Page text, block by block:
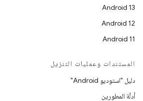
Android 13
Android 12
Android 11
المستندات وعمليات التنزيل
دليل "استوديو Android"
أدلّة المطورين